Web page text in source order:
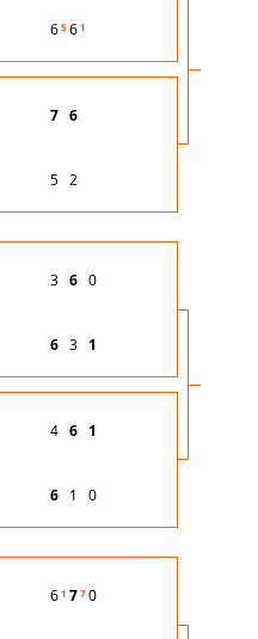
6 5 6 1
Punteggio
7 6
5 2
Punteggio
3 6 0
6 3 1
Punteggio
4 6 1
6
1 0
Punteggio
6 1 7 7 0